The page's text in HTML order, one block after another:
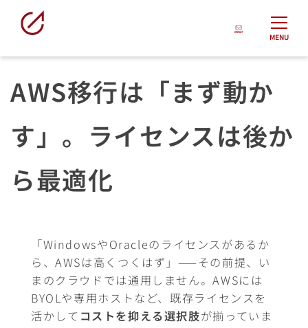
MENU
AWS移行は「まず動か
す」。ライセンスは後か
ら最適化
「WindowsやOracleのライセンスがあるか
ら、AWSは高くつくはず」——その前提、い
まのクラウドでは通用しません。AWSには
BYOLや専用ホストなど、既存ライセンスを
活かして コストを抑える選択肢が揃っていま